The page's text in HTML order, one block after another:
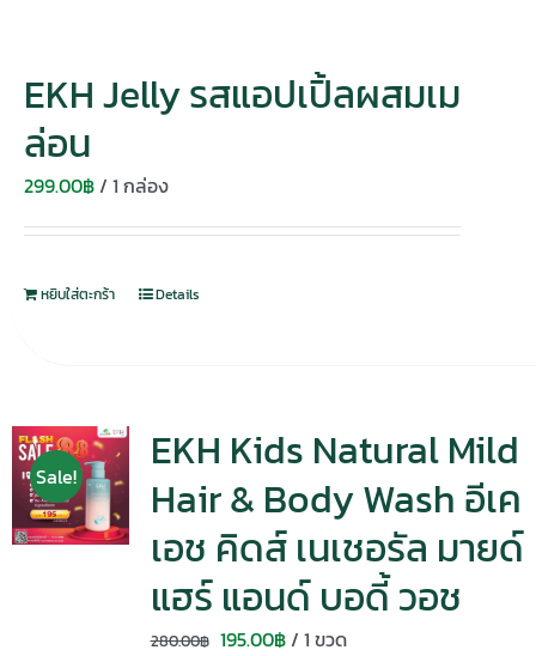
EKH Jelly รสแอปเปิ้ลผสมเม
ล่อน
299.00฿/ 1 กล่อง
หยิบใส่ตะกร้า Details
Sale!
EKH Kids Natural Mild
Hair & Body Wash อีเค
เอช คิดส์ เนเชอรัล มายด์
แฮร์ แอนด์ บอดี้ วอช
280.00฿ Original
195.00฿Current
/ 1 ขวด